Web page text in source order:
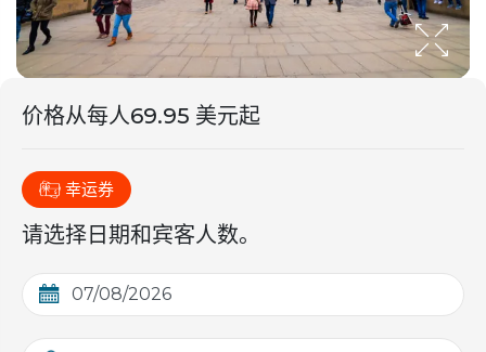
价格从每人69.95 美元起
幸运券
请选择日期和宾客人数。